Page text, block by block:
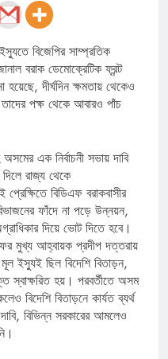
বিজেপির সাম্প্রতিক
বরাক ডেমোক্রেটিক ফ্রন্ট
দীর্ঘদিন ক্ষমতায় থেকেও
পক্ষ থেকে আবারও পাঁচ
অসমের এক নির্বাচনী সভায় দাবি
রাজ্য থেকে
বিডিএফ বরাকবাসীর
ফাঁদে না পড়ে উন্নয়ন,
দিয়ে ভোট দিতে হবে।
মুখ্য আহ্বায়ক প্রদীপ দত্তরায়
ইস্যুই ছিল বিদেশি বিতাড়ন,
স্বাক্ষরিত হয়। পরবর্তীতে অসম
বিদেশি বিতাড়নে কার্যত ব্যর্থ
বিভিন্ন সরকারের আমলেও